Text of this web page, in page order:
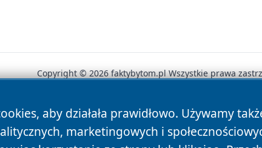
aby działała prawidłowo. Używamy
marketingowych i
Copyright © 2026 faktybytom.pl Wszystkie prawa
News Autorzy Polityka Prywatności